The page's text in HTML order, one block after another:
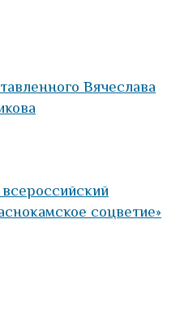
Вячеслава
соцветие»